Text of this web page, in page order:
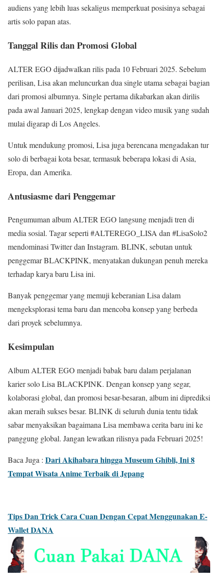
audiens yang lebih luas sekaligus memperkuat posisinya sebagai
artis solo papan atas.
Tanggal Rilis dan Promosi Global
ALTER EGO dijadwalkan rilis pada 10 Februari 2025. Sebelum
perilisan, Lisa akan meluncurkan dua single utama sebagai bagian
dari promosi albumnya. Single pertama dikabarkan akan dirilis
pada awal Januari 2025, lengkap dengan video musik yang sudah
mulai digarap di Los Angeles.
Untuk mendukung promosi, Lisa juga berencana mengadakan tur
solo di berbagai kota besar, termasuk beberapa lokasi di Asia,
Eropa, dan Amerika.
Antusiasme dari Penggemar
Pengumuman album ALTER EGO langsung menjadi tren di
media sosial. Tagar seperti #ALTEREGO_LISA dan #LisaSolo2
mendominasi Twitter dan Instagram. BLINK, sebutan untuk
penggemar BLACKPINK, menyatakan dukungan penuh mereka
terhadap karya baru Lisa ini.
Banyak penggemar yang memuji keberanian Lisa dalam
mengeksplorasi tema baru dan mencoba konsep yang berbeda
dari proyek sebelumnya.
Kesimpulan
Album ALTER EGO menjadi babak baru dalam perjalanan
karier solo Lisa BLACKPINK. Dengan konsep yang segar,
kolaborasi global, dan promosi besar-besaran, album ini diprediksi
akan meraih sukses besar. BLINK di seluruh dunia tentu tidak
sabar menyaksikan bagaimana Lisa membawa cerita baru ini ke
panggung global. Jangan lewatkan rilisnya pada Februari 2025!
Baca Juga : Dari Akihabara hingga Museum Ghibli, Ini 8
Tempat Wisata Anime Terbaik di Jepang
Tips Dan Trick Cara Cuan Dengan Cepat Menggunakan E-
Wallet DANA